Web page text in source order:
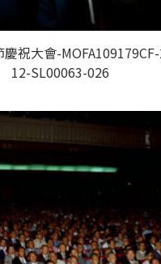
祝大會-
12-SL00063-026